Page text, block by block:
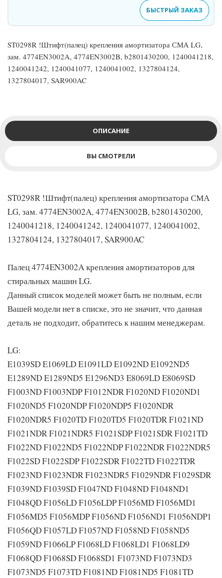
БЫСТРЫЙ ЗАКАЗ
ST0298R !Штифт(палец) крепления амортизатора СМА LG,
зам. 4774EN3002A, 4774EN3002B, b2801430200, 1240041218,
1240041242, 1240041077, 1240041002, 1327804124,
1327804017, SAR900AC
ОПИСАНИЕ
ВЫ СМОТРЕЛИ
ST0298R !Штифт(палец) крепления амортизатора СМА
LG, зам. 4774EN3002A, 4774EN3002B, b2801430200,
1240041218, 1240041242, 1240041077, 1240041002,
1327804124, 1327804017, SAR900AC
Палец 4774EN3002A крепления амортизаторов для
стиральных машин LG.
Данный список моделей может быть не полным, если
Вашей модели нет в списке, это не значит, что данная
деталь не подходит, обратитесь к нашим менеджерам.
LG:
E1039SD E1069LD E1091LD E1092ND E1092ND5
E1289ND E1289ND5 E1296ND3 E8069LD E8069SD
F1003ND F1003NDP F1012NDR F1020ND F1020ND1
F1020ND5 F1020NDP F1020NDP5 F1020NDR
F1020NDR5 F1020TD F1020TD5 F1020TDR F1021ND
F1021NDR F1021NDR5 F1021SDP F1021SDR F1021TD
F1022ND F1022ND5 F1022NDP F1022NDR F1022NDR5
F1022SD F1022SDP F1022SDR F1022TD F1022TDR
F1023ND F1023NDR F1023NDR5 F1029NDR F1029SDR
F1039ND F1039SD F1047ND F1048ND F1048ND1
F1048QD F1056LD F1056LDP F1056MD F1056MD1
F1056MD5 F1056MDP F1056ND F1056ND1 F1056NDP1
F1056QD F1057LD F1057ND F1058ND F1058ND5
F1059ND F1066LP F1068LD F1068LD1 F1068LD9
F1068QD F1068SD F1068SD1 F1073ND F1073ND3
F1073ND5 F1073TD F1081ND F1081ND5 F1081TD